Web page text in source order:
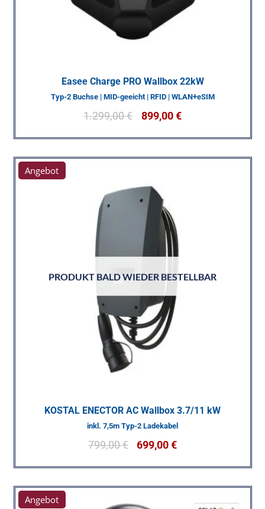
Easee Charge PRO Wallbox 22kW
Typ-2 Buchse | MID-geeicht | RFID | WLAN+eSIM
1.299,00€ 899,00€
Angebot
PRODUKT BALD WIEDER BESTELLBAR
KOSTAL ENECTOR AC Wallbox 3.7/11 kW
inkl. 7,5m Typ-2 Ladekabel
799,00€ 699,00€
Angebot